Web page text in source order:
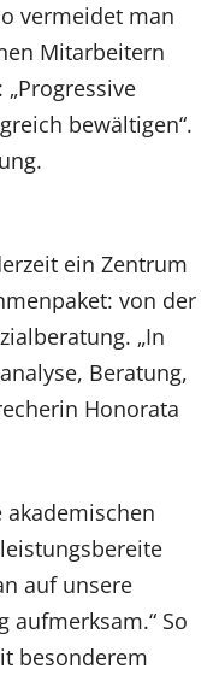
vermeidet man
Mitarbeitern
bewältigen“.
ein Zentrum
von der
„In
Beratung,
Honorata
akademischen
auf unsere
So
besonderem